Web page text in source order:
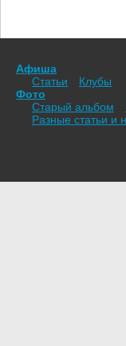
Афиша
Статьи
Клубы
Фото
Старый альбом
Разные статьи и